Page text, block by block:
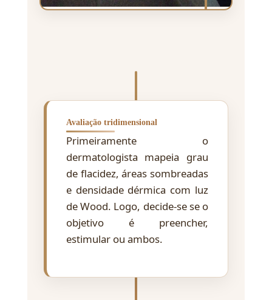
Avaliação tridimensional
Primeiramente o
dermatologista mapeia grau
de flacidez, áreas sombreadas
e densidade dérmica com luz
de Wood. Logo, decide-se se o
objetivo é preencher,
estimular ou ambos.